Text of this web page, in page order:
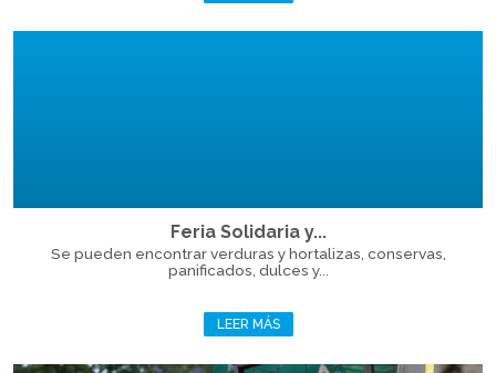
Feria Solidaria y...
Se pueden encontrar verduras y hortalizas, conservas,
panificados, dulces y...
LEER MÁS